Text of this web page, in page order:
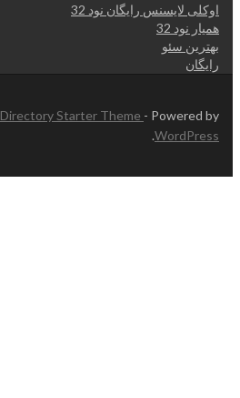
اوکلی لایسنس رایگان نود 32
همیار نود 32
بهترین سئو
رایگان
Directory Starter Theme - Powered by
WordPress
.